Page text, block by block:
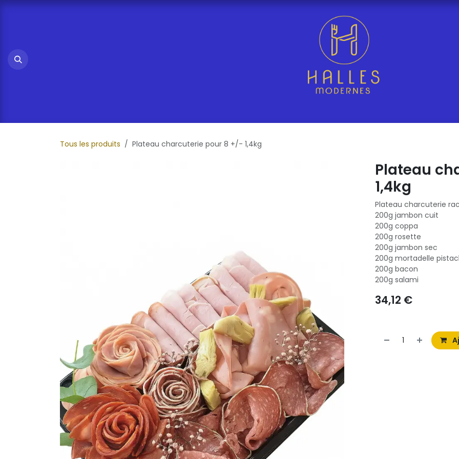
Se rendre au contenu
Tous les produits Plateau charcuterie pour 8 +/- 1,4kg
Plateau
1,4kg
Plateau charcuterie
200g jambon cuit
200g coppa
200g rosette
200g jambon sec
200g mortadelle
200g bacon
200g salami
34,12 €